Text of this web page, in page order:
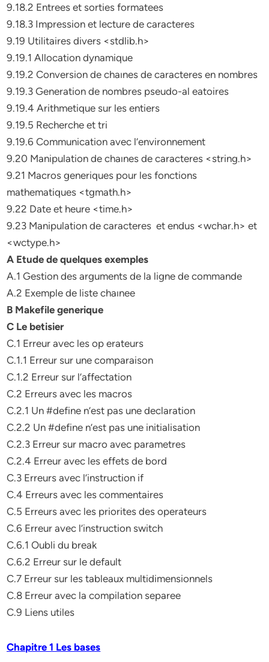
9.18.2 Entrees et sorties formatees
9.18.3 Impression et lecture de caracteres
9.19 Utilitaires divers <stdlib.h>
9.19.1 Allocation dynamique
9.19.2 Conversion de chaınes de caracteres en nombres
9.19.3 Generation de nombres pseudo-al eatoires
9.19.4 Arithmetique sur les entiers
9.19.5 Recherche et tri
9.19.6 Communication avec l’environnement
9.20 Manipulation de chaınes de caracteres <string.h>
9.21 Macros generiques pour les fonctions
mathematiques <tgmath.h>
9.22 Date et heure <time.h>
9.23 Manipulation de caracteres et endus <wchar.h> et
<wctype.h>
A Etude de quelques exemples
A.1 Gestion des arguments de la ligne de commande
A.2 Exemple de liste chaınee
B Makefile generique
C Le betisier
C.1 Erreur avec les op erateurs
C.1.1 Erreur sur une comparaison
C.1.2 Erreur sur l’affectation
C.2 Erreurs avec les macros
C.2.1 Un #define n’est pas une declaration
C.2.2 Un #define n’est pas une initialisation
C.2.3 Erreur sur macro avec parametres
C.2.4 Erreur avec les effets de bord
C.3 Erreurs avec l’instruction if
C.4 Erreurs avec les commentaires
C.5 Erreurs avec les priorites des operateurs
C.6 Erreur avec l’instruction switch
C.6.1 Oubli du break
C.6.2 Erreur sur le default
C.7 Erreur sur les tableaux multidimensionnels
C.8 Erreur avec la compilation separee
C.9 Liens utiles
Chapitre 1 Les bases